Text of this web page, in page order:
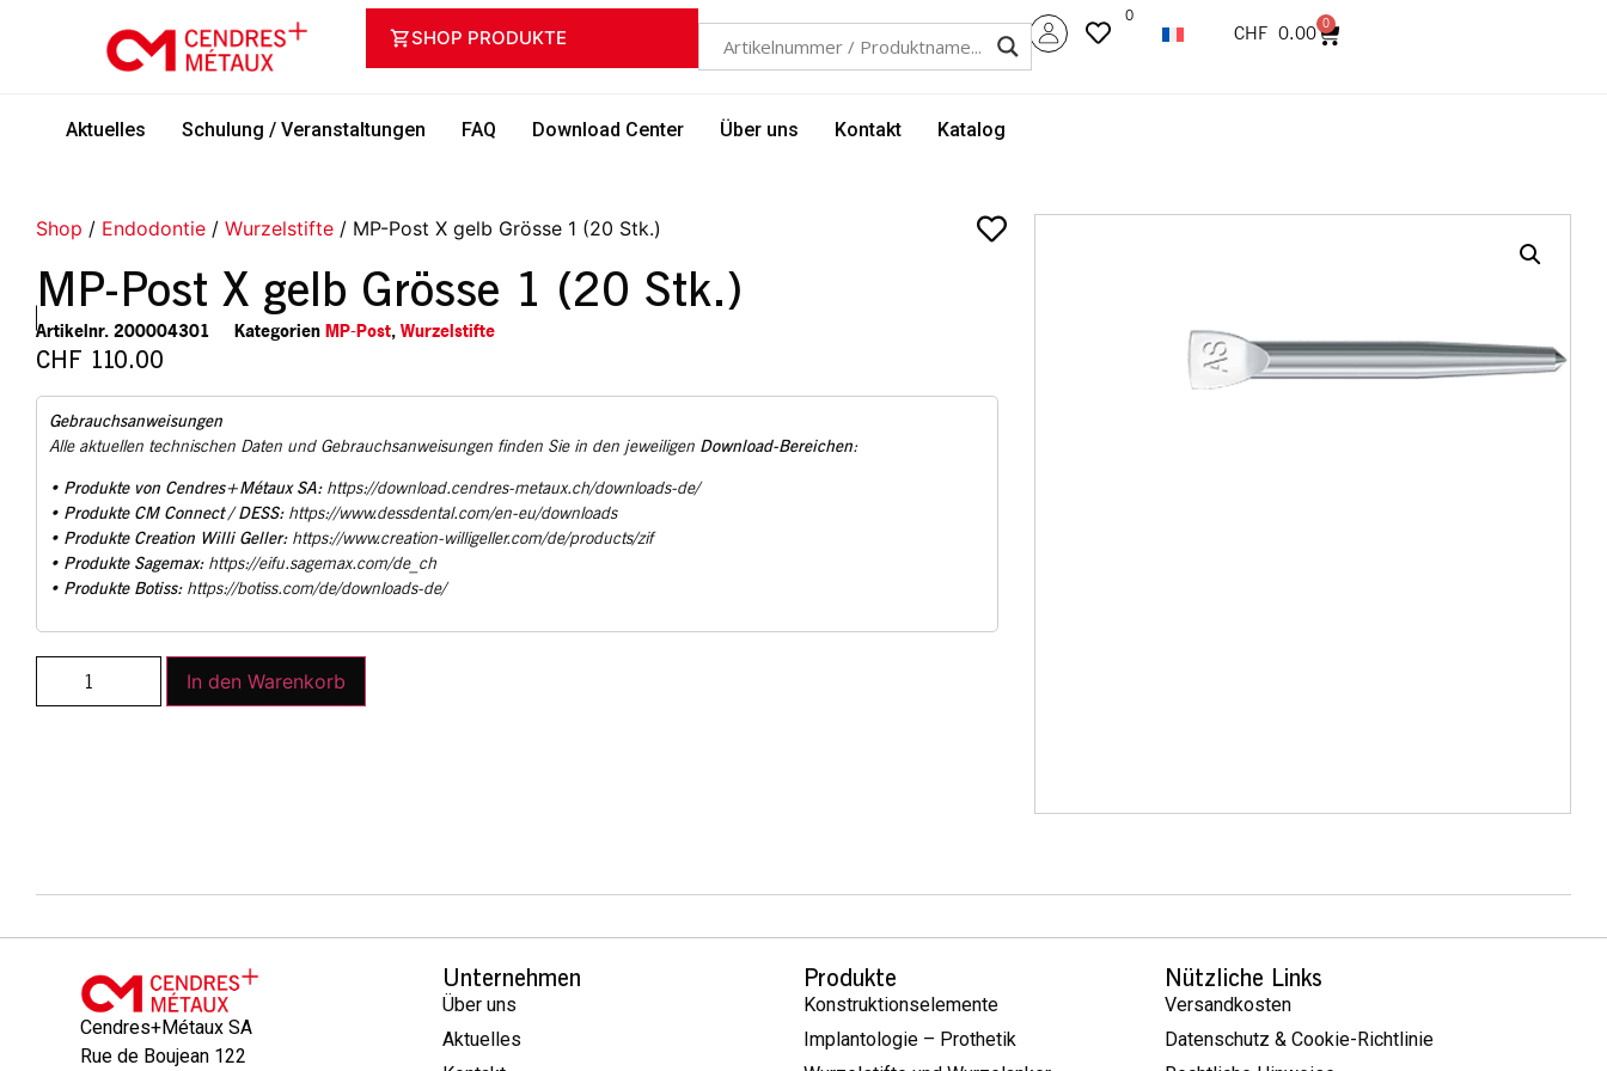
SHOP PRODUKTE
0
CHF 0.00
0
Aktuelles Schulung / Veranstaltungen FAQ Download Center Über uns Kontakt Katalog
Shop / Endodontie / Wurzelstifte / MP-Post X gelb Grösse 1 (20 Stk.)
MP-Post X gelb Grösse 1 (20 Stk.)
Artikelnr. 200004301 Kategorien MP-Post, Wurzelstifte
CHF 110.00
Gebrauchsanweisungen
Alle aktuellen technischen Daten und Gebrauchsanweisungen finden Sie in den jeweiligen Download-Bereichen:
• Produkte von Cendres+Métaux SA: https://download.cendres-metaux.ch/downloads-de/
• Produkte CM Connect / DESS: https://www.dessdental.com/en-eu/downloads
• Produkte Creation Willi Geller: https://www.creation-willigeller.com/de/products/zif
• Produkte Sagemax: https://eifu.sagemax.com/de_ch
• Produkte Botiss: https://botiss.com/de/downloads-de/
In den Warenkorb
Cendres+Métaux SA
Rue de Boujean 122
Unternehmen
Über uns
Aktuelles
Produkte
Konstruktionselemente
Implantologie – Prothetik
Nützliche Links
Versandkosten
Datenschutz & Cookie-Richtlinie